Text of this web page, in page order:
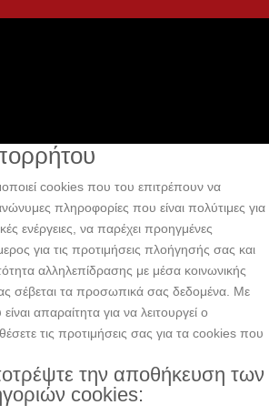
cookies που του επιτρέπουν να
πληροφορίες που είναι πολύτιμες για
ενέργειες, να παρέχει προηγμένες
για τις προτιμήσεις πλοήγησής σας και
αλληλεπίδρασης με μέσα κοινωνικής
σέβεται τα προσωπικά σας δεδομένα. Με
απαραίτητα για να λειτουργεί ο
τις προτιμήσεις σας για τα cookies που
την αποθήκευση των
cookies: